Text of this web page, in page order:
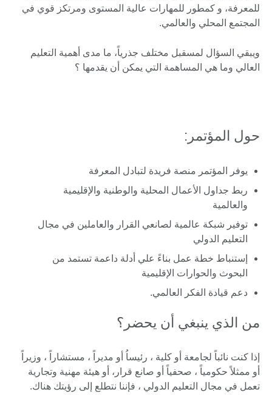
للمعرفة، و كمطور للمهارات عالية المستوى ومرتكز قوي في
المجتمع المحلي والعالمي.
ويبقي السؤال لمسقبل مختلف جذرياً، ما مدى أهمية التعليم
العالي وما هي المساهمة التي يمكن أن يقدمها ؟
حول المؤتمر:
يوفر المؤتمر منصة فريدة لتبادل المعرفة
ربط جداول الأعمال المحلية والوطنية والإقليمية
والعالمية
توفير شبكة عالمية لصانعي القرار والعاملين في مجال
التعليم الدولي
إستنباط خطة عمل بناءً علي أدلة داعمة تستمد من
البحوث والحوارات الإقليمية
دعم قيادة الفكر العالمي.
من الذي ينبغي أن يحضر؟
إذا كنت نائباً لجامعة أو كلية ، رئيساُ أو مديراً ، مستشاراً ، وزيراً
أو ممثلاً حكومياً ، صحفياً أو صانع قرار، أو هيئة مهنية وتجارية
تعمل في مجال التعليم الدولي ، فإننا نتطلع إلى رؤيتك هناك.